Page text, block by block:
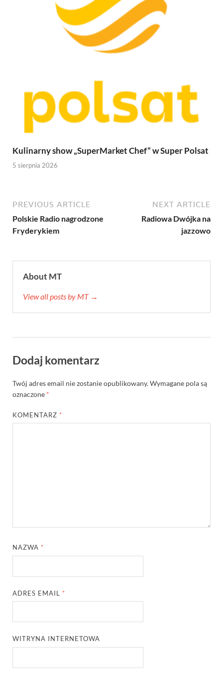
Kulinarny show „SuperMarket Chef” w Super Polsat
5 sierpnia 2026
PREVIOUS ARTICLE
Polskie Radio nagrodzone
Fryderykiem
NEXT ARTICLE
Radiowa Dwójka na
jazzowo
About MT
View all posts by MT →
Dodaj komentarz
Twój adres email nie zostanie opublikowany.Wymagane pola są
oznaczone *
KOMENTARZ *
NAZWA *
ADRES EMAIL *
WITRYNA INTERNETOWA